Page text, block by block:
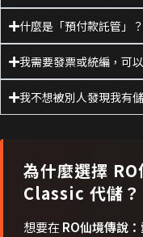
什麼是「預付款託管」？
我需要發票或統編，可
我不想被別人發現我有
為什麼選擇
Classic 代儲？
想要在 RO仙境傳說